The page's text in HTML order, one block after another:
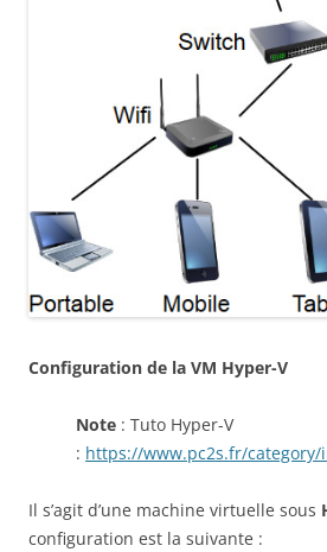
Configuration de la VM Hyper-V
Note : Tuto Hyper-V
: https://www.pc2s.fr/
Il s’agit d’une machine virtuelle sous
configuration est la suivante :